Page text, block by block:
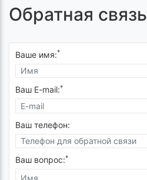
Обратная связь
Ваше имя:*
Ваш E-mail:*
Ваш телефон:
Ваш вопрос:*